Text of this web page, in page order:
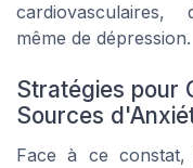
cardiovasculaires,
même de dépression.
Stratégies pour
Sources
Face à ce